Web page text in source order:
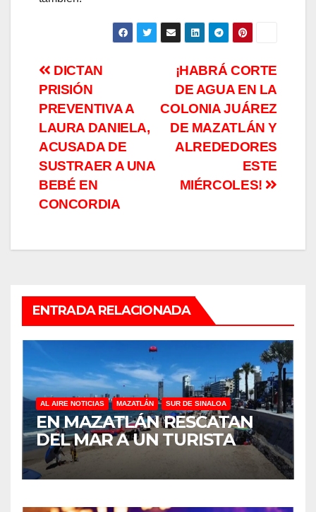
Navegación
de
entradas
¡HABRÁ CORTE
DE AGUA EN LA
COLONIA JUÁREZ
DE MAZATLÁN Y
ALREDEDORES
ESTE
MIÉRCOLES!
DICTAN
PRISIÓN
PREVENTIVA A
LAURA DANIELA,
ACUSADA DE
SUSTRAER A UNA
BEBÉ EN
CONCORDIA
ENTRADA RELACIONADA
AL AIRE NOTICIAS MAZATLÁN SUR DE SINALOA
EN MAZATLÁN RESCATAN
DEL MAR A UN TURISTA